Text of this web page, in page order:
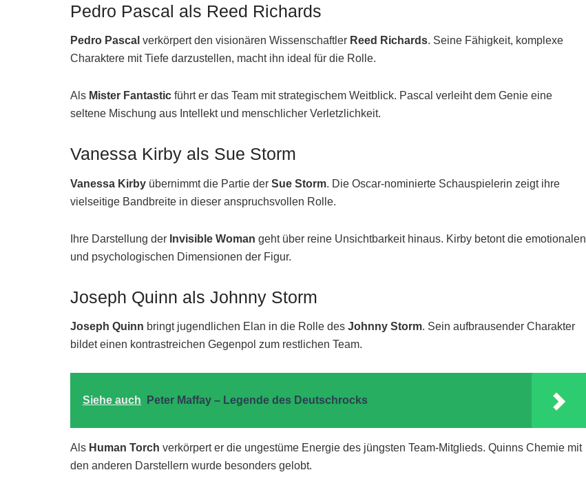
Pedro Pascal als Reed Richards
Pedro Pascal verkörpert den visionären Wissenschaftler Reed Richards. Seine Fähigkeit, komplexe
Charaktere mit Tiefe darzustellen, macht ihn ideal für die Rolle.
Als Mister Fantastic führt er das Team mit strategischem Weitblick. Pascal verleiht dem Genie eine
seltene Mischung aus Intellekt und menschlicher Verletzlichkeit.
Vanessa Kirby als Sue Storm
Vanessa Kirby übernimmt die Partie der Sue Storm. Die Oscar-nominierte Schauspielerin zeigt ihre
vielseitige Bandbreite in dieser anspruchsvollen Rolle.
Ihre Darstellung der Invisible Woman geht über reine Unsichtbarkeit hinaus. Kirby betont die emotionalen
und psychologischen Dimensionen der Figur.
Joseph Quinn als Johnny Storm
Joseph Quinn bringt jugendlichen Elan in die Rolle des Johnny Storm. Sein aufbrausender Charakter
bildet einen kontrastreichen Gegenpol zum restlichen Team.
Siehe auch Peter Maffay – Legende des Deutschrocks
Als Human Torch verkörpert er die ungestüme Energie des jüngsten Team-Mitglieds. Quinns Chemie mit
den anderen Darstellern wurde besonders gelobt.